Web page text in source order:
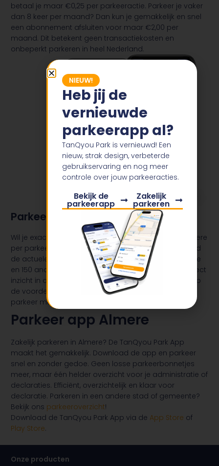
betaal je maar €0,25 per parkeeractie. Parkeer je vaker
dan 8 keer per maand? Dan kun je gemakkelijk en snel
een abonnement afsluiten voor maar €2,00 per
maand. Dit betekent geen transactiekosten en
onbeperkt parkeren in heel Nederland.
Parkeerbeleid in Almere
Wil je exact weten wat je betaalt voor parkeren in Almere
per parkeerzone? In de TanQyou Park App vind je altijd
de actuele uurtarieven van elke parkeerzone in Almere
en 150 andere gemeenten in Nederland. Zo heb je direct
inzicht in de juiste tarieven en parkeer je eenvoudig op
de voordeligste locatie. Download de app nu en
parkeer met gemak!
Parkeer app Almere
Zakelijk parkeren in Almere? De TanQyou Park App
maakt het gemakkelijk. Download de app en parkeer
snel en zonder gedoe. Geen losse parkeerbonnetjes
meer, maar één helder overzicht voor je administratie of
declaraties. Efficiënt, overzichtelijk en klaar voor
declaratie. Parkeren in een andere stad of gemeente?
Bekijk ons parkeeroverzicht!
Download de TanQyou Park App via de App Store of
Play Store.
Onze producten
NIEUW!
Heb jij de
vernieuwde
parkeerapp al?
TanQyou Park is vernieuwd! Een
nieuw, strak design, verbeterde
gebruikservaring en nog meer
controle over jouw parkeeracties.
Bekijk de
parkeerapp
Zakelijk
parkeren